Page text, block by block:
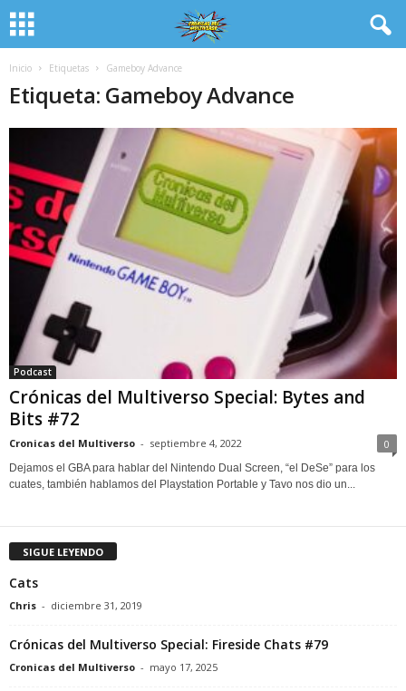
Inicio Etiquetas Gameboy Advance
Etiqueta: Gameboy Advance
Podcast
Crónicas del Multiverso Special: Bytes and
Bits #72
Cronicas del Multiverso - septiembre 4, 2022 0
Dejamos el GBA para hablar del Nintendo Dual Screen, “el DeSe” para los
cuates, también hablamos del Playstation Portable y Tavo nos dio un...
SIGUE LEYENDO
Cats
Chris - diciembre 31, 2019
Crónicas del Multiverso Special: Fireside Chats #79
Cronicas del Multiverso - mayo 17, 2025